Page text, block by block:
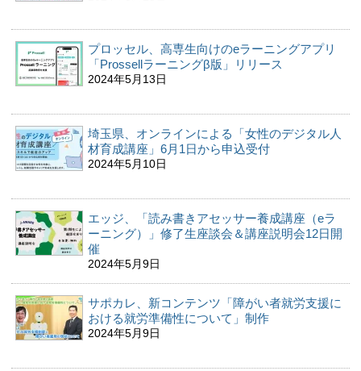
プロッセル、高専生向けのeラーニングアプリ
「Prossellラーニングβ版」リリース
2024年5月13日
埼玉県、オンラインによる「女性のデジタル人
材育成講座」6月1日から申込受付
2024年5月10日
エッジ、「読み書きアセッサー養成講座（eラ
ーニング）」修了生座談会＆講座説明会12日開
催
2024年5月9日
サポカレ、新コンテンツ「障がい者就労支援に
おける就労準備性について」制作
2024年5月9日